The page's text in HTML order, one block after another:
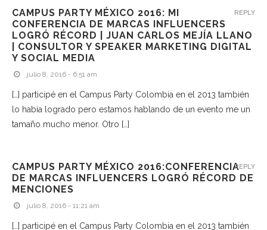
CAMPUS PARTY MÉXICO 2016: MI
CONFERENCIA DE MARCAS INFLUENCERS
LOGRÓ RÉCORD | JUAN CARLOS MEJÍA LLANO
| CONSULTOR Y SPEAKER MARKETING DIGITAL
Y SOCIAL MEDIA
julio 8, 2016 - 6:51 am
[…] participé en el Campus Party Colombia en el 2013 también
lo había logrado pero estamos hablando de un evento me un
tamaño mucho menor. Otro […]
REPLY
CAMPUS PARTY MÉXICO 2016:CONFERENCIA
DE MARCAS INFLUENCERS LOGRÓ RÉCORD DE
MENCIONES
julio 8, 2016 - 11:21 am
[…] participé en el Campus Party Colombia en el 2013 también
REPLY